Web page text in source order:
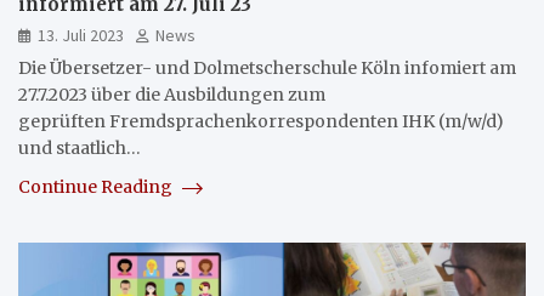
13. Juli 2023
News
Die Übersetzer- und Dolmetscherschule Köln infomiert am
27.7.2023 über die Ausbildungen zum
geprüften Fremdsprachenkorrespondenten IHK (m/w/d)
und staatlich…
Continue Reading